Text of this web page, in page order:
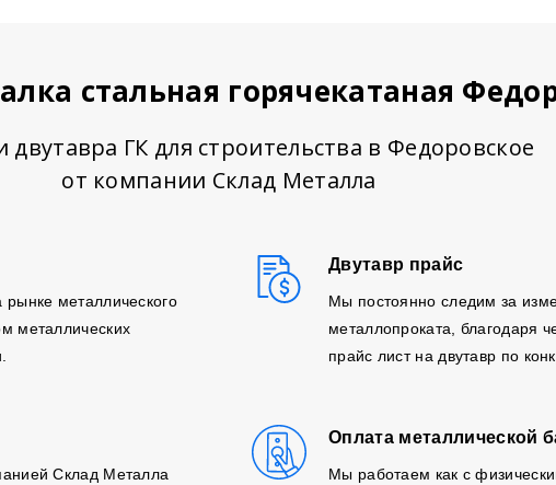
стальная горячекатаная
двутавра ГК для строительства в Федоровское
от компании Склад Металла
металлического
металлических
Двутавр прайс
Мы постоянно следим за
металлопроката, благодаря
прайс лист на двутавр по
Склад Металла
Оплата металлической
Мы работаем как с